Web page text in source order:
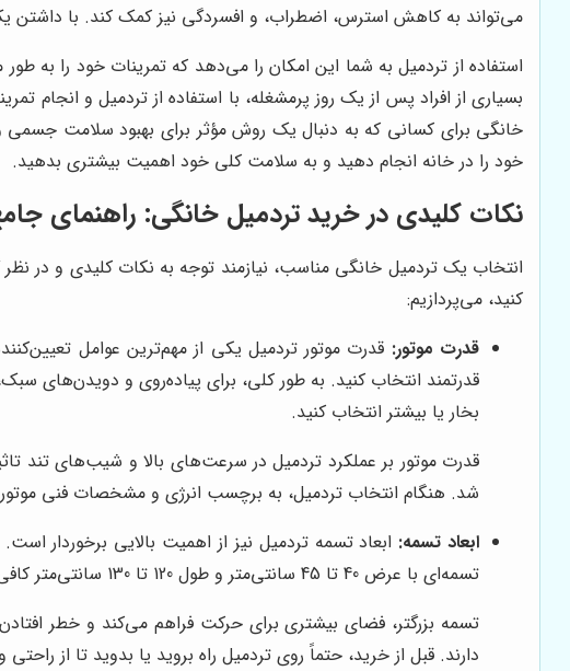
می‌تواند به کاهش استرس، اضطراب، و افسردگی نیز کمک کند. با داشتن یک
استفاده از تردمیل به شما این امکان را می‌دهد که تمرینات خود را به
بسیاری از افراد پس از یک روز پرمشغله، با استفاده از تردمیل و
خانگی برای کسانی که به دنبال یک روش مؤثر برای بهبود سلامت جسمی
خود را در خانه انجام دهید و به سلامت کلی خود اهمیت بیشتری بدهید.
نکات کلیدی در خرید تردمیل خانگی: راهنمای
انتخاب یک تردمیل خانگی مناسب، نیازمند توجه به نکات کلیدی و در
کنید، می‌پردازیم:
قدرت موتور: قدرت موتور تردمیل یکی از مهم‌ترین عوامل
بخار یا بیشتر انتخاب کنید.
قدرت موتور بر عملکرد تردمیل در سرعت‌های بالا و شیب‌های تند
شد. هنگام انتخاب تردمیل، به برچسب انرژی و مشخصات فنی
ابعاد تسمه: ابعاد تسمه تردمیل نیز از اهمیت بالایی برخوردار
تسمه‌ای با عرض 40 تا 45 سانتی‌متر و طول 120 تا 130 سانتی‌متر کافی است. اما برای دویدن، تسمه‌ای با عرض 45 تا 50 سانتی‌متر و طول 130 تا 150 سانتی‌متر توصیه می‌شود.
تسمه بزرگتر، فضای بیشتری برای حرکت فراهم می‌کند و خطر
دارند. قبل از خرید، حتماً روی تردمیل راه بروید یا بدوید تا از